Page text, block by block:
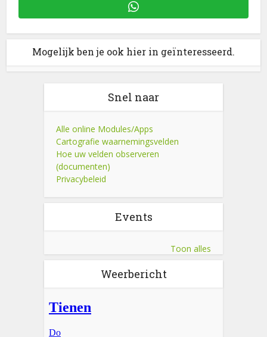
Mogelijk ben je ook hier in geïnteresseerd.
Snel naar
Alle online Modules/Apps
Cartografie waarnemingsvelden
Hoe uw velden observeren
(documenten)
Privacybeleid
Events
Toon alles
Weerbericht